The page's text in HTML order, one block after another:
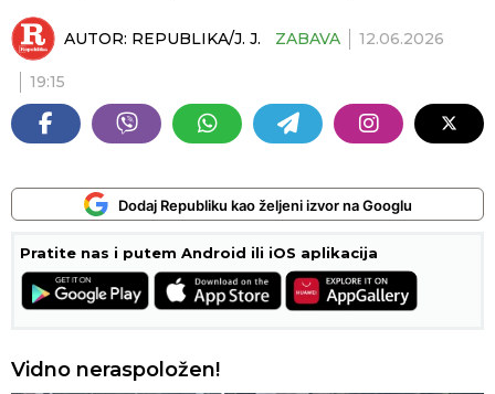
AUTOR: REPUBLIKA/J. J. ZABAVA 12.06.2026
19:15
Dodaj Republiku kao željeni izvor na Googlu
Pratite nas i putem Android ili iOS aplikacija
Vidno neraspoložen!